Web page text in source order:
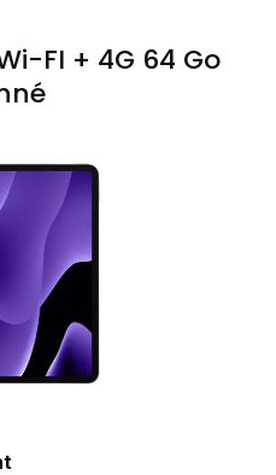
FI + 4G 64 Go